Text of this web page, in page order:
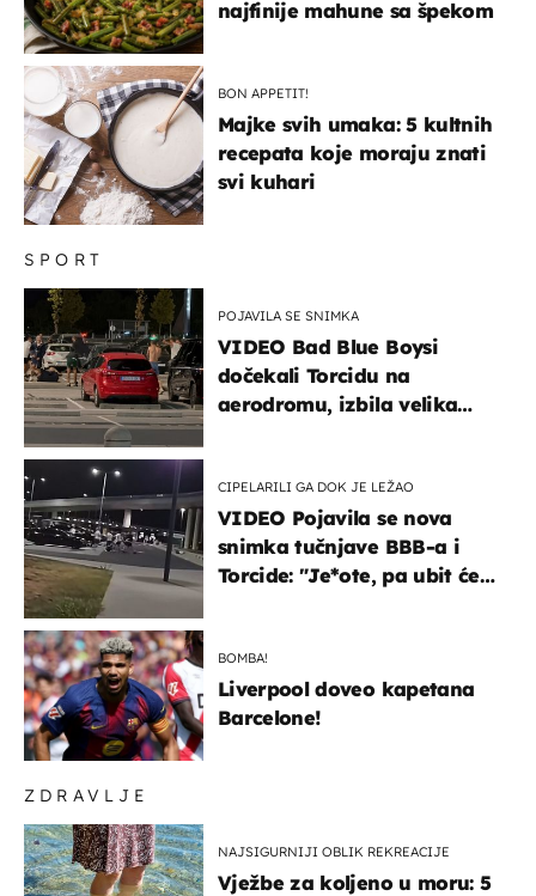
ZDRAVLJE
NAJSIGURNIJI OBLIK REKREACIJE
Vježbe za koljeno u moru: 5
SPORT
POJAVILA SE SNIMKA
VIDEO Bad Blue Boysi
dočekali Torcidu na
aerodromu, izbila velika
CIPELARILI GA DOK JE LEŽAO
VIDEO Pojavila se nova
snimka tučnjave BBB-a i
Torcide: "Je*ote, pa ubit će
BOMBA!
Liverpool doveo kapetana
Barcelone!
najfinije mahune sa špekom
BON APPETIT!
Majke svih umaka: 5 kultnih
recepata koje moraju znati
svi kuhari